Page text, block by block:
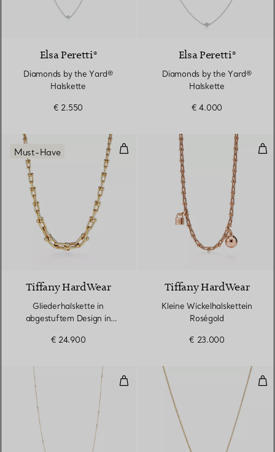
Elsa Peretti®
Diamonds by the Yard®
Halskette
€ 2.550
Elsa Peretti®
Diamonds by the Yard®
Halskette
€ 4.000
Gliederhalskette in abgestuftem
2 Materialien
Must-Have
Tiffany HardWear
Gliederhalskette in
abgestuftem Design in
€ 24.900
Tiffany HardWear
Kleine Wickelhalskettein
Roségold
€ 23.000
Diamonds by the Yard®